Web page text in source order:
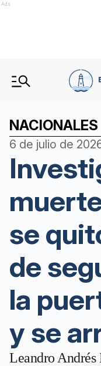
Ads
NACIONALES
6 de julio de
se
de
la
y se
Leandro Andrés